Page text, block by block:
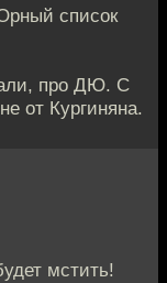
список
про ДЮ. С
от Кургиняна.
мстить!